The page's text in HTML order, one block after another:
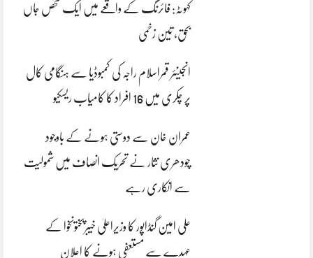
کہوٹہ: فائرنگ کے واقعے میں ایک شخص جاں
بحق، تین زخمی
انجینئر قمراسلام راجہ کی کمبوڈیا سے ہنگامی کال
پر چکری میں 16 افراد کا کامیاب ریسکیو
عمران خان سے دوستی ہونے کے باوجود
چودھری نثار نے تحریک انصاف میں شمولیت
سے انکاری رہے
علی امین گنڈاپور کا وزیراعلیٰ خیبرپختونخوا کے
عہدے سے مستعفی ہونے کا اعلان